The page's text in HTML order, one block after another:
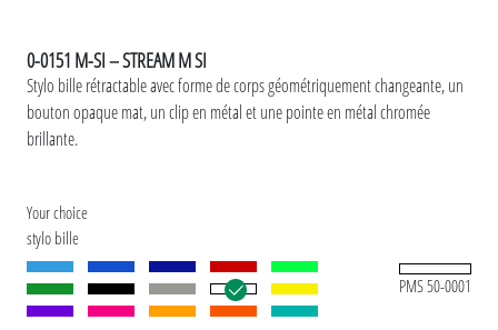
0-0151 M-SI – STREAM M SI
Stylo bille rétractable avec forme de corps géométriquement changeante, un
bouton opaque mat, un clip en métal et une pointe en métal chromée
brillante.
Your choice
stylo bille
PMS 50-0001